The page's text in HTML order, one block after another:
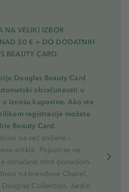
NA VELIKI IZBOR
30 € + DO DODATNIH
BEAUTY CARD.
Douglas Beauty Card
obračunavati u
iznosu kupovine. Ako ste
registracije možete
Beauty Card.
na već snižene i
artikle. Popust se ne
označene mint ponudom.
na brendove Chanel,
Douglas Collection, Jardin